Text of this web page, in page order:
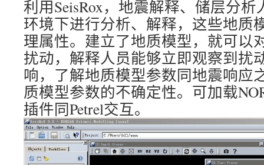
利用SeisRox，地震解释、储层分
环境下进行分析、解释，这些地质
理属性。建立了地质模型，就可以
扰动，解释人员能够立即观察到扰
响，了解地质模型参数同地震响应
质模型参数的不确定性。可加载
插件同Petrel交互。